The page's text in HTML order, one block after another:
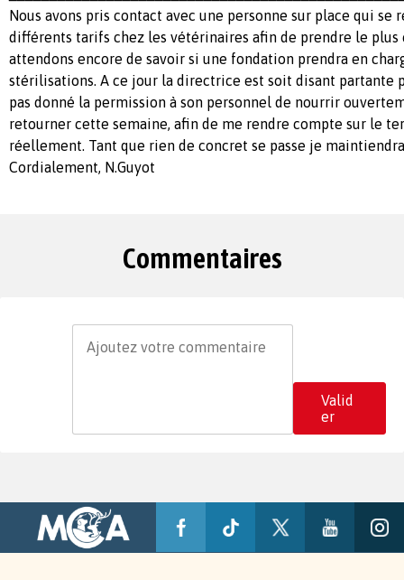
Nous avons pris contact avec une personne sur place qui se
différents tarifs chez les vétérinaires afin de prendre le
attendons encore de savoir si une fondation prendra en
stérilisations. A ce jour la directrice est soit disant partante
pas donné la permission à son personnel de nourrir
retourner cette semaine, afin de me rendre compte sur le
réellement. Tant que rien de concret se passe je
Cordialement, N.Guyot
Commentaires
Valid
er